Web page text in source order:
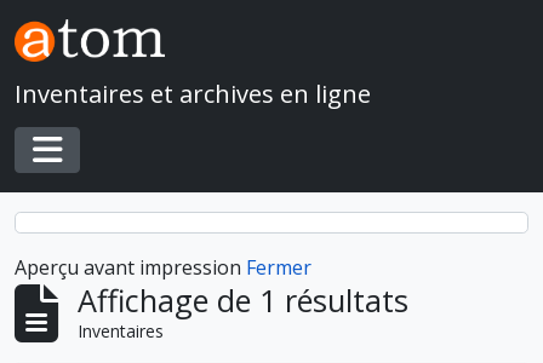
Skip to main content
Inventaires et archives en ligne
Toggle navigation
Aperçu avant impression Fermer
Affichage de 1 résultats
Inventaires